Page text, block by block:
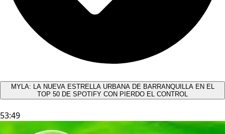
MYLA: LA NUEVA ESTRELLA URBANA DE BARRANQUILLA EN EL
TOP 50 DE SPOTIFY CON PIERDO EL CONTROL
53:49